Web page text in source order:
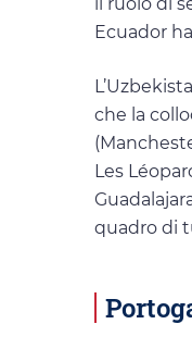
il ruolo di
Ecuador
che la
Les
quadro di